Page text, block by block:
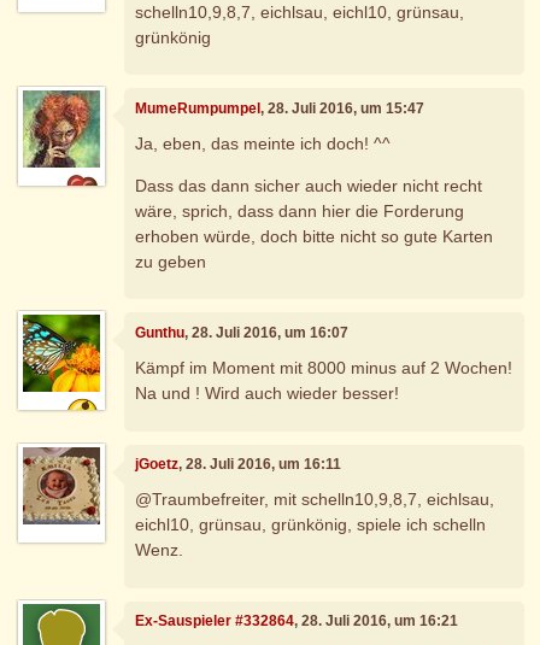
schelln10,9,8,7, eichlsau, eichl10, grünsau,
grünkönig
MumeRumpumpel, 28. Juli 2016, um 15:47
Ja, eben, das meinte ich doch! ^^
Dass das dann sicher auch wieder nicht recht
wäre, sprich, dass dann hier die Forderung
erhoben würde, doch bitte nicht so gute Karten
zu geben
Gunthu, 28. Juli 2016, um 16:07
Kämpf im Moment mit 8000 minus auf 2 Wochen!
Na und ! Wird auch wieder besser!
jGoetz, 28. Juli 2016, um 16:11
@Traumbefreiter, mit schelln10,9,8,7, eichlsau,
eichl10, grünsau, grünkönig, spiele ich schelln
Wenz.
Ex-Sauspieler #332864, 28. Juli 2016, um 16:21